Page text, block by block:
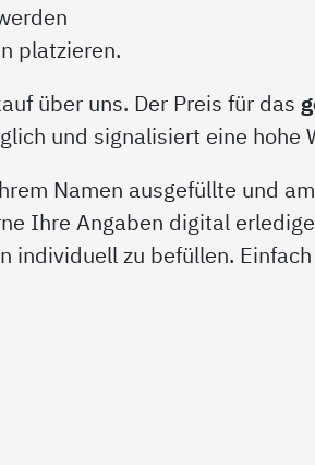
platzieren.
über uns. Der Preis für das
und signalisiert eine hohe
Namen ausgefüllte und
Ihre Angaben digital
individuell zu befüllen.